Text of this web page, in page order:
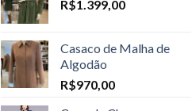
R$1.399,00
Casaco de Malha de
Algodão
R$970,00